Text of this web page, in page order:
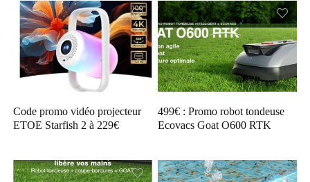
Code promo vidéo projecteur
ETOE Starfish 2 à 229€
499€ : Promo robot tondeuse
Ecovacs Goat O600 RTK